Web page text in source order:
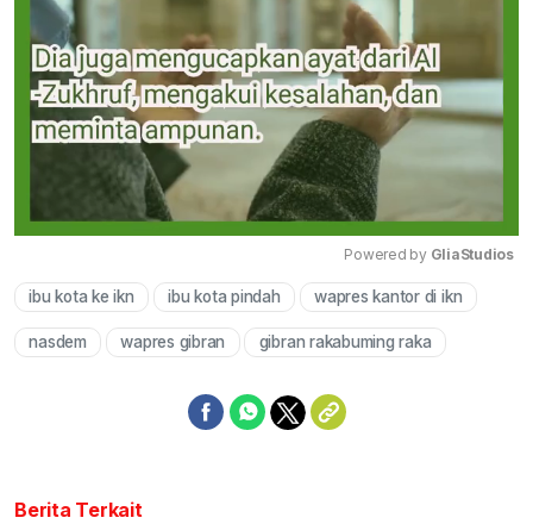
Mute
Powered by GliaStudios
ibu kota ke ikn ibu kota pindah wapres kantor di ikn
nasdem wapres gibran gibran rakabuming raka
Berita Terkait